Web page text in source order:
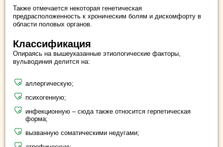
Также отмечается некоторая генетическая
предрасположенность к хроническим болям и дискомфорту в
области половых органов.
Классификация
Опираясь на вышеуказанные этиологические факторы,
вульводиния делится на:
аллергическую;
психогенную;
инфекционную – сюда также относится герпетическая
форма;
вызванную соматическими недугами;